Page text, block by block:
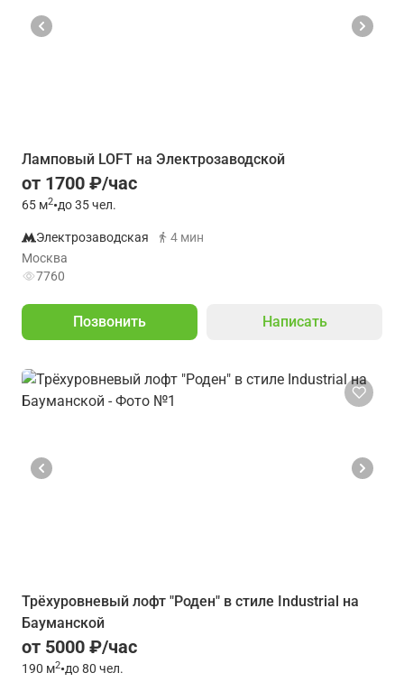
Ламповый LOFT на Электрозаводской
от 1700 ₽/час
65 м2•до 35 чел.
Электрозаводская
4 мин
Москва
7760
Позвонить Написать
Трёхуровневый лофт "Роден" в стиле Industrial на
Бауманской
от 5000 ₽/час
190 м2•до 80 чел.